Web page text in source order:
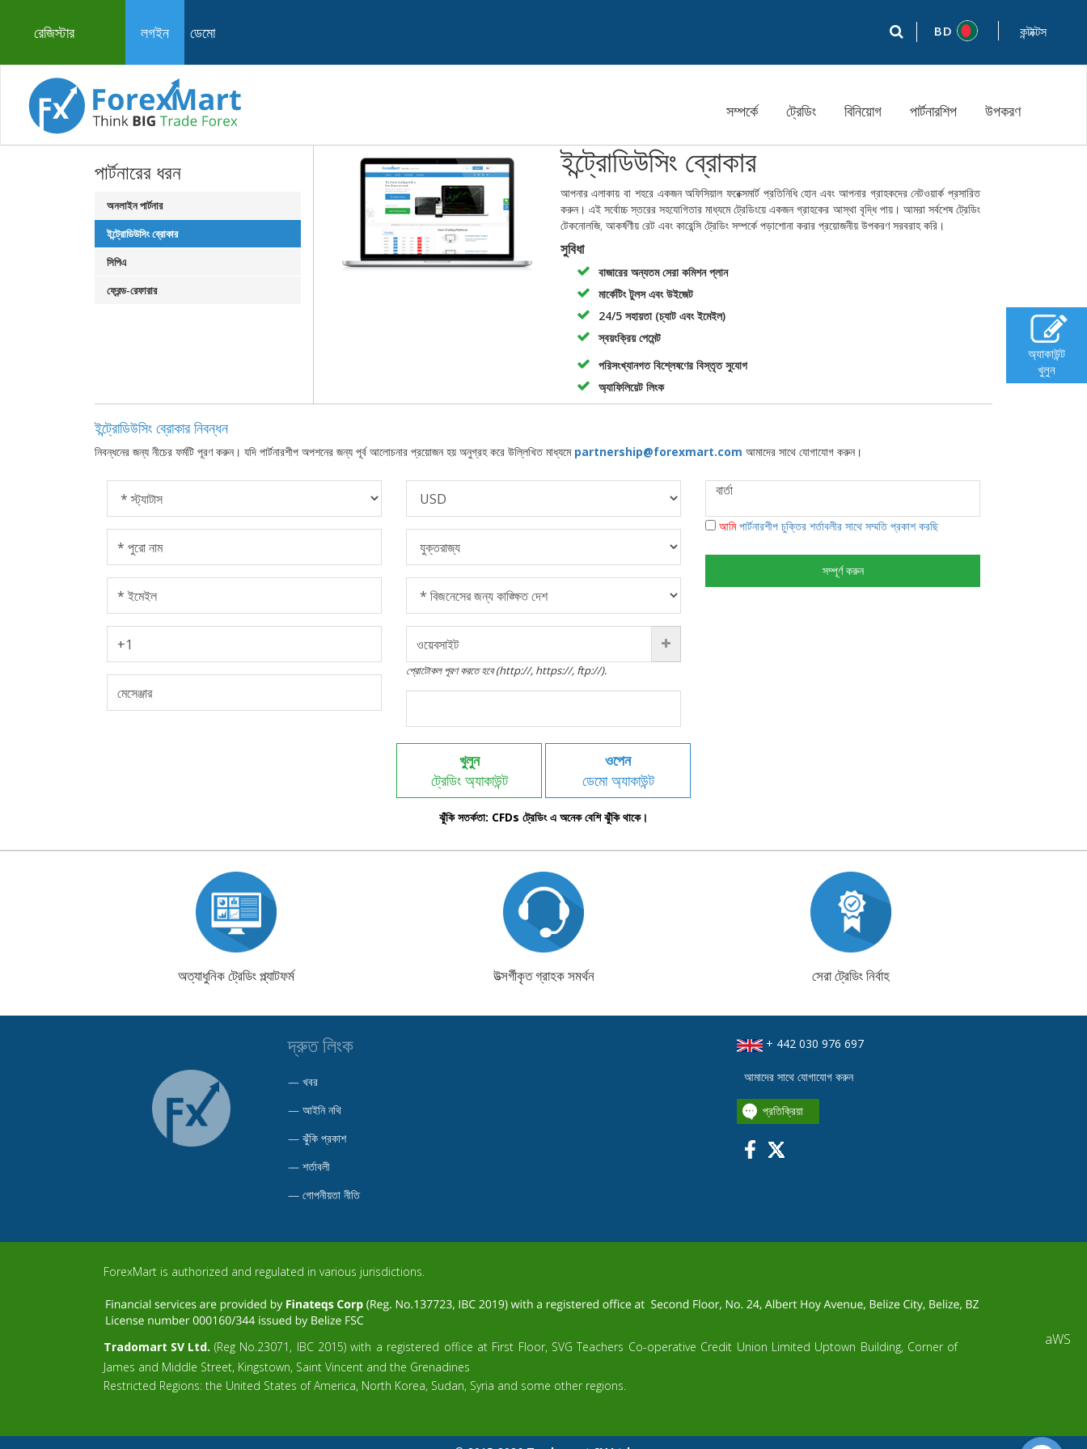
রেজিস্টার লগইন ডেমো BD কন্টাক্টস
সম্পর্কে ট্রেডিং বিনিয়োগ পার্টনারশিপ উপকরণ
পার্টনারের ধরন
অনলাইন পার্টনার
ইন্ট্রোডিউসিং ব্রোকার
সিপিএ
ফ্রেন্ড-রেফারার
ইন্ট্রোডিউসিং ব্রোকার
আপনার এলাকায় বা শহরে একজন অফিসিয়াল ফরেক্সমার্ট প্রতিনিধি হোন এবং আপনার গ্রাহকদের নেটওয়ার্ক প্রসারিত
করুন। এই সর্বোচ্চ স্তরের সহযোগিতার মাধ্যমে ট্রেডিংয়ে একজন গ্রাহকের আস্থা বৃদ্ধি পায়। আমরা সর্বশেষ ট্রেডিং
টেকনোলজি, আকর্ষণীয় রেট এবং কারেন্সি ট্রেডিং সম্পর্কে পড়াশোনা করার প্রয়োজনীয় উপকরণ সরবরাহ করি।
সুবিধা
বাজারের অন্যতম সেরা কমিশন প্লান
মার্কেটিং টুলস এবং উইজেট
24/5 সহায়তা (চ্যাট এবং ইমেইল)
স্বয়ংক্রিয় পেমেন্ট
পরিসংখ্যানগত বিশ্লেষণের বিস্তৃত সুযোগ
অ্যাফিলিয়েট লিংক
ইন্ট্রোডিউসিং ব্রোকার নিবন্ধন
নিবন্ধনের জন্য নীচের ফর্মটি পূরণ করুন। যদি পার্টনারশীপ অপশনের জন্য পূর্ব আলোচনার প্রয়োজন হয় অনুগ্রহ করে উল্লিখিত মাধ্যমে partnership@forexmart.com আমাদের সাথে যোগাযোগ করুন।
প্রোটোকল পূরণ করতে হবে (http://, https://, ftp://).
আমিপার্টনারশীপ চুক্তির শর্তাবলীর সাথে সম্মতি প্রকাশ করছি
সম্পূর্ণ করুন
খুলুন
ট্রেডিং অ্যাকাউন্ট
ওপেন
ডেমো অ্যাকাউন্ট
ঝুঁকি সতর্কতা: CFDs ট্রেডিং এ অনেক বেশি ঝুঁকি থাকে।
অত্যাধুনিক ট্রেডিং প্ল্যাটফর্ম উত্সর্গীকৃত গ্রাহক সমর্থন সেরা ট্রেডিং নির্বাহ
দ্রুত লিংক
— খবর
— আইনি নথি
— ঝুঁকি প্রকাশ
— শর্তাবলী
— গোপনীয়তা নীতি
+ 442 030 976 697
আমাদের সাথে যোগাযোগ করুন
প্রতিক্রিয়া
ForexMart is authorized and regulated in various jurisdictions.
Tradomart SV Ltd. (Reg No.23071, IBC 2015) with a registered office at First Floor, SVG Teachers Co-operative Credit Union Limited Uptown Building, Corner of
James and Middle Street, Kingstown, Saint Vincent and the Grenadines
Restricted Regions: the United States of America, North Korea, Sudan, Syria and some other regions.
aWS
অ্যাকাউন্ট
খুলুন